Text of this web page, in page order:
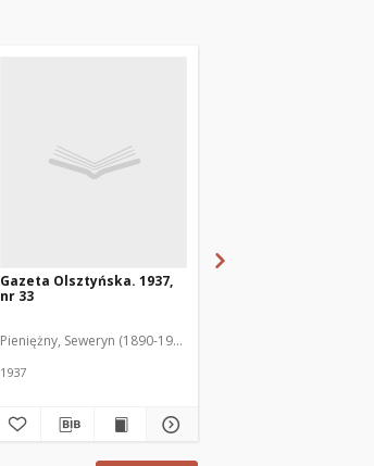
Gazeta Olsztyńska. 1937,
nr 33
Pieniężny, Seweryn (1890-1940). Red.
1937